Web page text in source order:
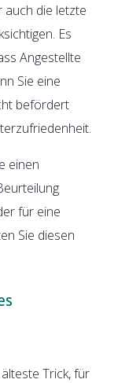
die letzte
Es
Angestellte
Sie eine
befördert
einen
für eine
Sie diesen
Trick, für